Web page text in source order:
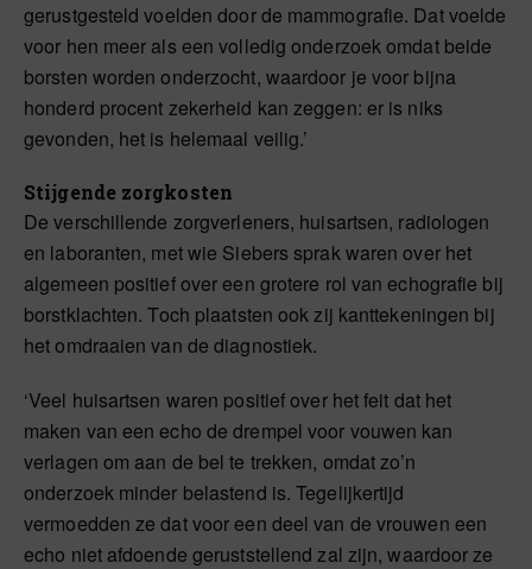
gerustgesteld voelden door de mammografie. Dat voelde
voor hen meer als een volledig onderzoek omdat beide
borsten worden onderzocht, waardoor je voor bijna
honderd procent zekerheid kan zeggen: er is niks
gevonden, het is helemaal veilig.’
Stijgende zorgkosten
De verschillende zorgverleners, huisartsen, radiologen
en laboranten, met wie Siebers sprak waren over het
algemeen positief over een grotere rol van echografie bij
borstklachten. Toch plaatsten ook zij kanttekeningen bij
het omdraaien van de diagnostiek.
‘Veel huisartsen waren positief over het feit dat het
maken van een echo de drempel voor vouwen kan
verlagen om aan de bel te trekken, omdat zo’n
onderzoek minder belastend is. Tegelijkertijd
vermoedden ze dat voor een deel van de vrouwen een
echo niet afdoende geruststellend zal zijn, waardoor ze